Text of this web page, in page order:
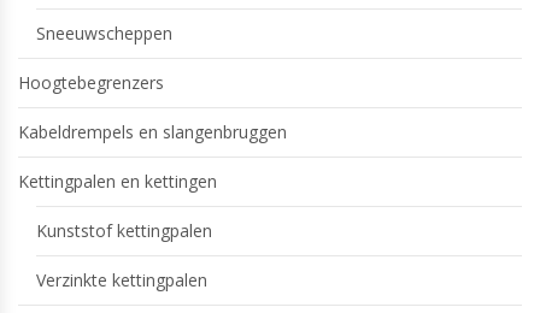
Sneeuwscheppen
Hoogtebegrenzers
Kabeldrempels en slangenbruggen
Kettingpalen en kettingen
Kunststof kettingpalen
Verzinkte kettingpalen